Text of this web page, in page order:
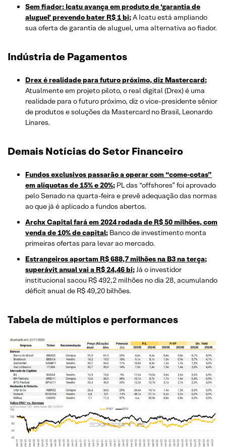
Sem fiador: Icatu avança em produto de ‘garantia de
aluguel’ prevendo bater R$ 1 bi;A Icatu está ampliando
sua oferta de garantia de aluguel, uma alternativa ao fiador.
Indústria de Pagamentos
Drex é realidade para futuro próximo, diz Mastercard;
Atualmente em projeto piloto, o real digital (Drex) é uma
realidade para o futuro próximo, diz o vice-presidente sênior
de produtos e soluções da Mastercard no Brasil, Leonardo
Linares.
Demais Notícias do Setor Financeiro
Fundos exclusivos passarão a operar com “come-cotas”
em alíquotas de 15% e 20%; PL das “offshores” foi aprovado
pelo Senado na quarta-feira e prevê adequação das normas
ao que já é aplicado a fundos abertos.
Archx Capital fará em 2024 rodada de R$ 50 milhões, com
venda de 10% de capital; Banco de investimento monta
primeiras ofertas para levar ao mercado.
Estrangeiros aportam R$ 688,7 milhões na B3 na terça;
superávit anual vai a R$ 24,46 bi;Já o investidor
institucional sacou R$ 492,2 milhões no dia 28, acumulando
déficit anual de R$ 49,20 bilhões.
Tabela de múltiplos e performances